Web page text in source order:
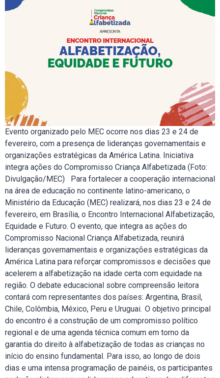
Evento organizado pelo MEC ocorre nos dias 23 e 24 de
fevereiro, com a presença de lideranças governamentais e
organizações estratégicas da América Latina. Iniciativa
integra ações do Compromisso Criança Alfabetizada (Foto:
Divulgação/MEC) Para fortalecer a cooperação internacional
na área de educação no continente latino-americano, o
Ministério da Educação (MEC) realizará, nos dias 23 e 24 de
fevereiro, em Brasília, o Encontro Internacional Alfabetização,
Equidade e Futuro. O evento, que integra as ações do
Compromisso Nacional Criança Alfabetizada, reunirá
lideranças governamentais e organizações estratégicas da
América Latina para reforçar compromissos e decisões que
acelerem a alfabetização na idade certa com equidade na
região. O debate educacional sobre compreensão leitora
contará com representantes dos países: Argentina, Brasil,
Chile, Colômbia, México, Peru e Uruguai. O objetivo principal
do encontro é a construção de um compromisso político
regional e de uma agenda técnica comum em torno da
garantia do direito à alfabetização de todas as crianças no
início do ensino fundamental. Para isso, ao longo de dois
dias e uma intensa programação de painéis, os participantes